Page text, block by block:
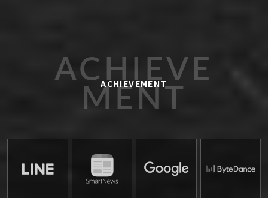
ACHIEVEMENT
ACHIEVE
MENT